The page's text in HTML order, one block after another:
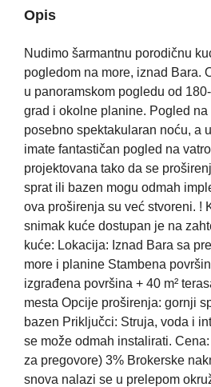
Opis
Nudimo šarmantnu porodičnu
pogledom na more, iznad Bara.
u panoramskom pogledu od
grad i okolne planine. Pogled
posebno spektakularan noću, a
imate fantastičan pogled na
projektovana tako da se
sprat ili bazen mogu odmah
ova proširenja su već stvoreni. !
snimak kuće dostupan je na
kuće: Lokacija: Iznad Bara sa
more i planine Stambena
izgrađena površina + 40 m²
mesta Opcije proširenja: gornji
bazen Priključci: Struja, voda i
se može odmah instalirati.
za pregovore) 3% Brokerske
snova nalazi se u prelepom